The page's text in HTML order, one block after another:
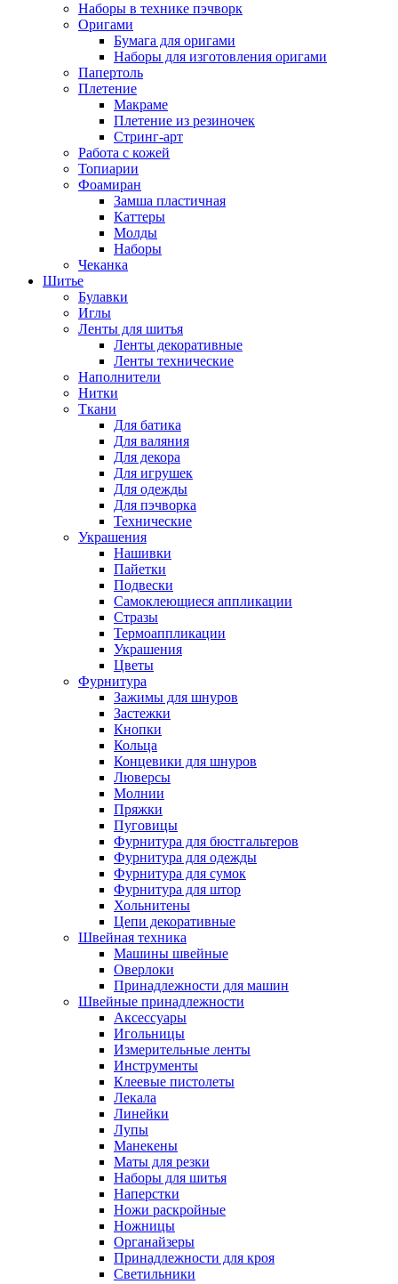
Наборы в технике пэчворк
Оригами
Бумага для оригами
Наборы для изготовления оригами
Папертоль
Плетение
Макраме
Плетение из резиночек
Стринг-арт
Работа с кожей
Топиарии
Фоамиран
Замша пластичная
Каттеры
Молды
Наборы
Чеканка
Шитье
Булавки
Иглы
Ленты для шитья
Ленты декоративные
Ленты технические
Наполнители
Нитки
Ткани
Для батика
Для валяния
Для декора
Для игрушек
Для одежды
Для пэчворка
Технические
Украшения
Нашивки
Пайетки
Подвески
Самоклеющиеся аппликации
Стразы
Термоаппликации
Украшения
Цветы
Фурнитура
Зажимы для шнуров
Застежки
Кнопки
Кольца
Концевики для шнуров
Люверсы
Молнии
Пряжки
Пуговицы
Фурнитура для бюстгальтеров
Фурнитура для одежды
Фурнитура для сумок
Фурнитура для штор
Хольнитены
Цепи декоративные
Швейная техника
Машины швейные
Оверлоки
Принадлежности для машин
Швейные принадлежности
Аксессуары
Игольницы
Измерительные ленты
Инструменты
Клеевые пистолеты
Лекала
Линейки
Лупы
Манекены
Маты для резки
Наборы для шитья
Наперстки
Ножи раскройные
Ножницы
Органайзеры
Принадлежности для кроя
Светильники